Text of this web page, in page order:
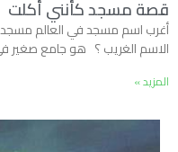
قصة مسجد كأنني أكلت
أغرب اسم مسجد في العالم
الاسم الغريب ؟ هو جامع صغير
المزيد »